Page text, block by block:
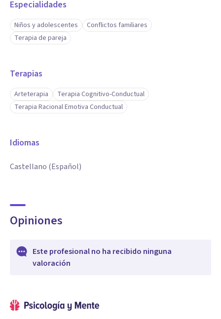
Especialidades
Niños y adolescentes
Conflictos familiares
Terapia de pareja
Terapias
Arteterapia
Terapia Cognitivo-Conductual
Terapia Racional Emotiva Conductual
Idiomas
Castellano (Español)
Opiniones
Este profesional no ha recibido ninguna
valoración